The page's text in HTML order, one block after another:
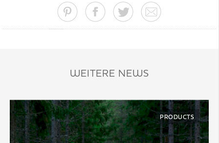
WEITERE NEWS
PRODUCTS